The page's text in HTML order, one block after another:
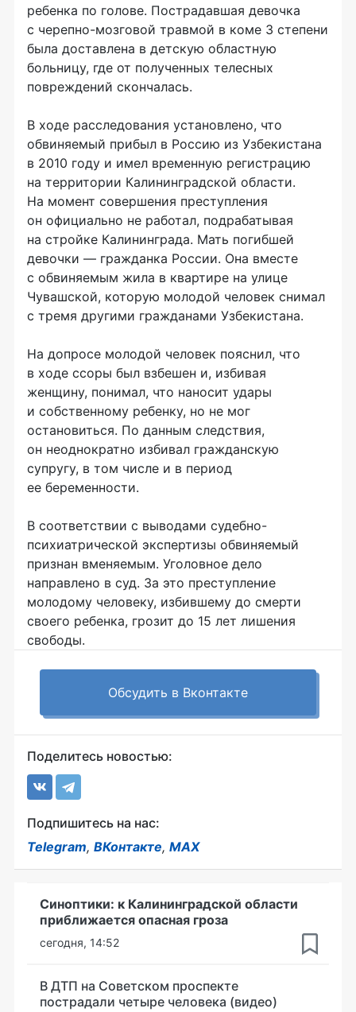
ребенка по голове. Пострадавшая девочка
с черепно-мозговой травмой в коме 3 степени
была доставлена в детскую областную
больницу, где от полученных телесных
повреждений скончалась.
В ходе расследования установлено, что
обвиняемый прибыл в Россию из Узбекистана
в 2010 году и имел временную регистрацию
на территории Калининградской области.
На момент совершения преступления
он официально не работал, подрабатывая
на стройке Калининграда. Мать погибшей
девочки — гражданка России. Она вместе
с обвиняемым жила в квартире на улице
Чувашской, которую молодой человек снимал
с тремя другими гражданами Узбекистана.
На допросе молодой человек пояснил, что
в ходе ссоры был взбешен и, избивая
женщину, понимал, что наносит удары
и собственному ребенку, но не мог
остановиться. По данным следствия,
он неоднократно избивал гражданскую
супругу, в том числе и в период
ее беременности.
В соответствии с выводами судебно-
психиатрической экспертизы обвиняемый
признан вменяемым. Уголовное дело
направлено в суд. За это преступление
молодому человеку, избившему до смерти
своего ребенка, грозит до 15 лет лишения
свободы.
Обсудить в Вконтакте
Поделитесь новостью:
Подпишитесь на нас:
Telegram, ВКонтакте, MAX
Синоптики: к Калининградской области
приближается опасная гроза
сегодня, 14:52
В ДТП на Советском проспекте
пострадали четыре человека (видео)